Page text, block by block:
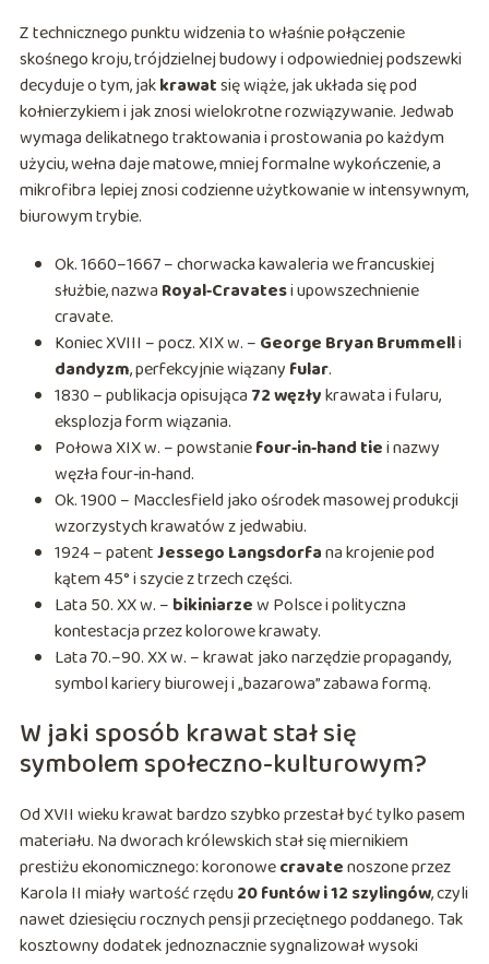
Z technicznego punktu widzenia to właśnie połączenie
skośnego kroju, trójdzielnej budowy i odpowiedniej podszewki
decyduje o tym, jakkrawatsię wiąże, jak układa się pod
kołnierzykiem i jak znosi wielokrotne rozwiązywanie. Jedwab
wymaga delikatnego traktowania i prostowania po każdym
użyciu, wełna daje matowe, mniej formalne wykończenie, a
mikrofibra lepiej znosi codzienne użytkowanie w intensywnym,
biurowym trybie.
Ok. 1660–1667 – chorwacka kawaleria we francuskiej
służbie, nazwa Royal‑Cravatesi upowszechnienie
cravate.
Koniec XVIII – pocz. XIX w. – George Bryan Brummelli
dandyzm, perfekcyjnie wiązany fular.
1830 – publikacja opisująca 72 węzłykrawata i fularu,
eksplozja form wiązania.
Połowa XIX w. – powstaniefour‑in‑hand tiei nazwy
węzła four‑in‑hand.
Ok. 1900 – Macclesfield jako ośrodek masowej produkcji
wzorzystych krawatów z jedwabiu.
1924 – patentJessego Langsdorfana krojenie pod
kątem 45° i szycie z trzech części.
Lata 50. XX w. – bikiniarzew Polsce i polityczna
kontestacja przez kolorowe krawaty.
Lata 70.–90. XX w. – krawat jako narzędzie propagandy,
symbol kariery biurowej i „bazarowa” zabawa formą.
W jaki sposób krawat stał się
symbolem społeczno-kulturowym?
Od XVII wieku krawat bardzo szybko przestał być tylko pasem
materiału. Na dworach królewskich stał się miernikiem
prestiżu ekonomicznego: koronowecravatenoszone przez
Karola II miały wartość rzędu20 funtów i 12 szylingów, czyli
nawet dziesięciu rocznych pensji przeciętnego poddanego. Tak
kosztowny dodatek jednoznacznie sygnalizował wysoki